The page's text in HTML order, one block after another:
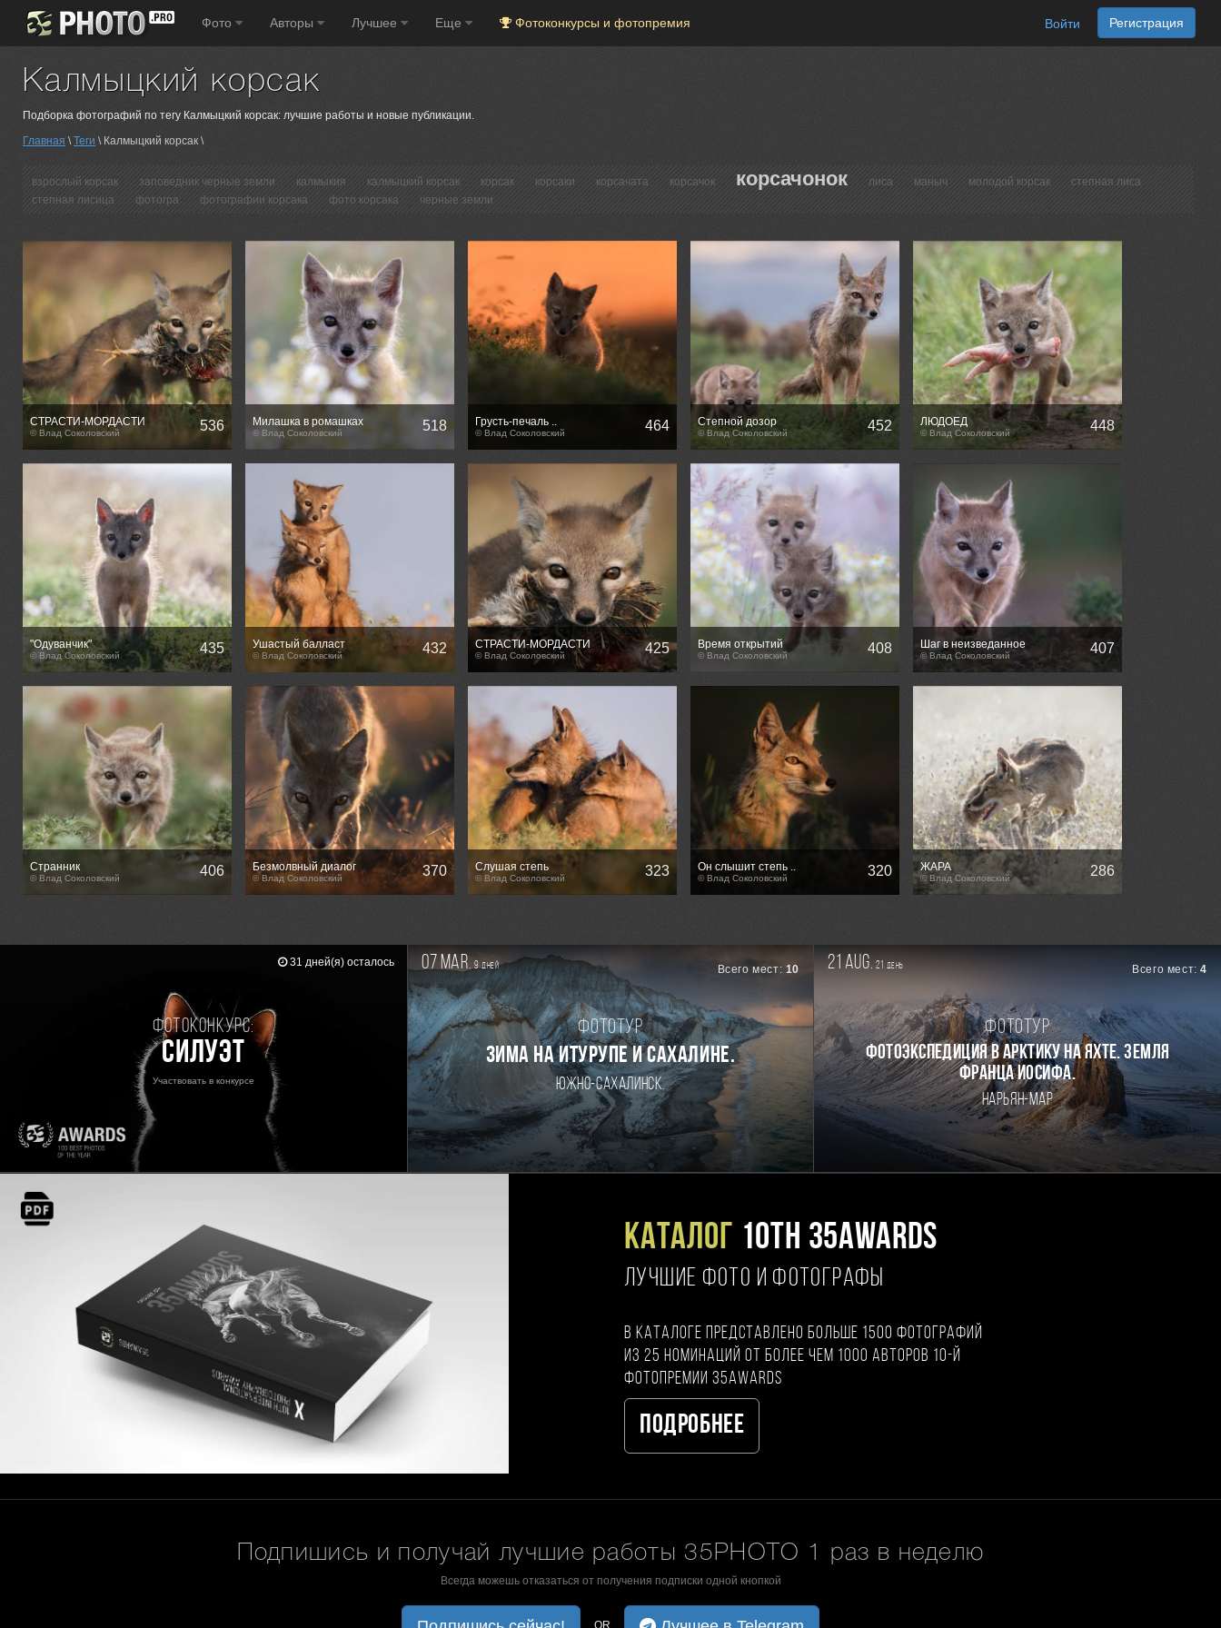
Фото Авторы Лучшее Еще Фотоконкурсы и фотопремия Войти Регистрация
Калмыцкий корсак
Подборка фотографий по тегу Калмыцкий корсак: лучшие работы и новые публикации.
Главная \Теги \ Калмыцкий корсак \
взрослый корсак заповедник черные земли калмыкия калмыцкий корсак корсак корсаки корсачата корсачок корсачонок лиса маныч молодой корсак
степная лиса
степная лисица
фотогра фотографии корсака фото корсака черные земли
СТРАСТИ-МОРДАСТИ
© Влад Соколовский 536 Милашка в ромашках
© Влад Соколовский 518 Грусть-печаль ..
© Влад Соколовский 464 Степной дозор
© Влад Соколовский 452 ЛЮДОЕД
© Влад Соколовский 448
"Одуванчик"
© Влад Соколовский 435 Ушастый балласт
© Влад Соколовский 432 СТРАСТИ-МОРДАСТИ
© Влад Соколовский 425 Время открытий
© Влад Соколовский 408 Шаг в неизведанное
© Влад Соколовский 407
Странник
© Влад Соколовский 406 Безмолвный диалог
© Влад Соколовский 370 Слушая степь
© Влад Соколовский 323 Он слышит степь ..
© Влад Соколовский 320 ЖАРА
© Влад Соколовский 286
Фотоконкурс:
Силуэт
Участвовать в конкурсе
31 дней(я) осталось 07 mar. 9дней Всего мест: 10
Фототур
Зима на Итурупе и Сахалине.
Южно-Сахалинск.
21 aug. 21 день Всего мест:4
Фототур
Фотоэкспедиция в Арктику на яхте. Земля
Франца Иосифа.
Нарьян-Мар
Каталог 10TH 35AWARDS
ЛУЧШИЕ ФОТО И ФОТОГРАФЫ
В каталоге представлено больше 1500 фотографий
из 25 номинаций от более чем 1000 авторов 10-й
фотопремии 35AWARDS
Подробнее
Подпишись и получай лучшие работы 35PHOTO 1 раз в неделю
Всегда можешь отказаться от получения подписки одной кнопкой
OR